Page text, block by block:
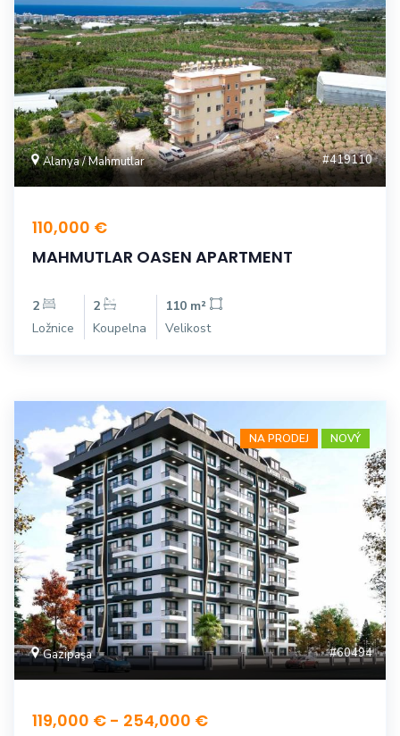
Alanya / Mahmutlar #419110
110,000 €
MAHMUTLAR OASEN APARTMENT
2
Ložnice
2
Koupelna
110 m²
Velikost
NA PRODEJ NOVÝ
Gazipaşa #60494
119,000 € - 254,000 €